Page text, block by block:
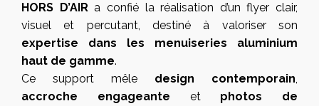
HORS D’AIRa confié la réalisation d’un flyer clair,
visuel et percutant, destiné à valoriser son
expertise dans les menuiseries aluminium
haut de gamme.
Ce support mêle design contemporain,
accroche engageante et photos de